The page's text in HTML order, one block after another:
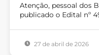
Atenção, pessoal dos
publicado o Edital nº
27 de abril de 2026